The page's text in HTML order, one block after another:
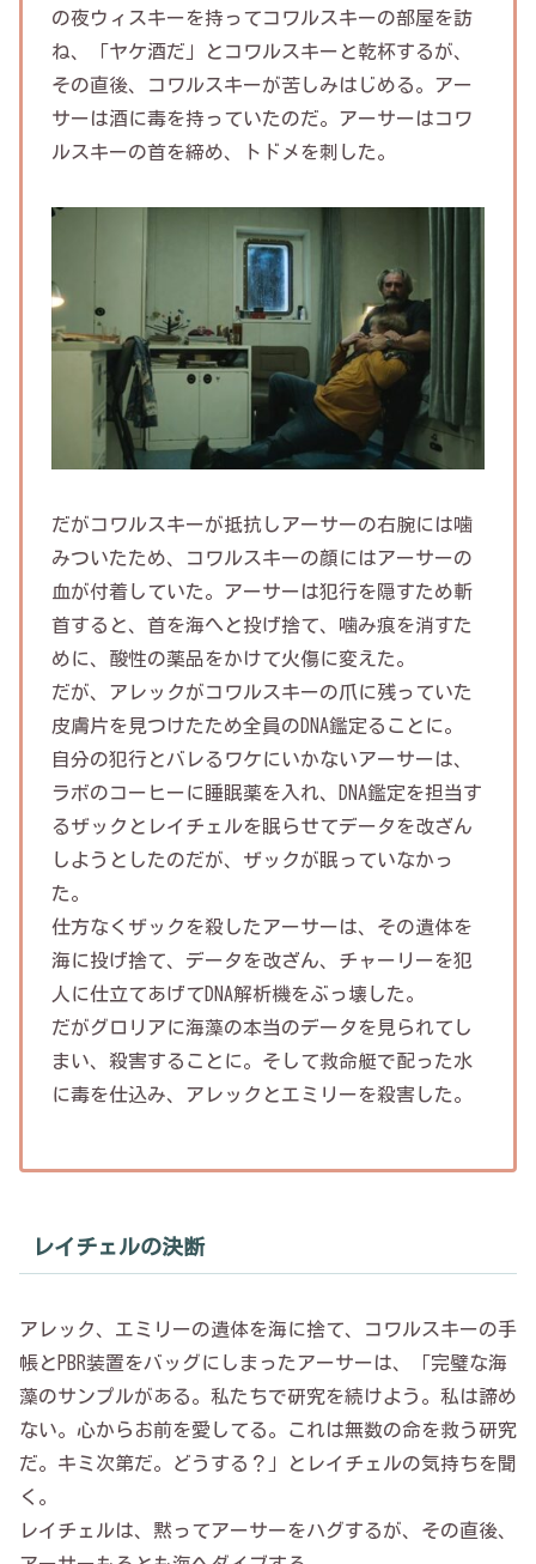
の夜ウィスキーを持ってコワルスキーの部屋を訪
ね、「ヤケ酒だ」とコワルスキーと乾杯するが、
その直後、コワルスキーが苦しみはじめる。アー
サーは酒に毒を持っていたのだ。アーサーはコワ
ルスキーの首を締め、トドメを刺した。
だがコワルスキーが抵抗しアーサーの右腕には噛
みついたため、コワルスキーの顔にはアーサーの
血が付着していた。アーサーは犯行を隠すため斬
首すると、首を海へと投げ捨て、噛み痕を消すた
めに、酸性の薬品をかけて火傷に変えた。
だが、アレックがコワルスキーの爪に残っていた
皮膚片を見つけたため全員のDNA鑑定ることに。
自分の犯行とバレるワケにいかないアーサーは、
ラボのコーヒーに睡眠薬を入れ、DNA鑑定を担当す
るザックとレイチェルを眠らせてデータを改ざん
しようとしたのだが、ザックが眠っていなかっ
た。
仕方なくザックを殺したアーサーは、その遺体を
海に投げ捨て、データを改ざん、チャーリーを犯
人に仕立てあげてDNA解析機をぶっ壊した。
だがグロリアに海藻の本当のデータを見られてし
まい、殺害することに。そして救命艇で配った水
に毒を仕込み、アレックとエミリーを殺害した。
レイチェルの決断
アレック、エミリーの遺体を海に捨て、コワルスキーの手
帳とPBR装置をバッグにしまったアーサーは、「完璧な海
藻のサンプルがある。私たちで研究を続けよう。私は諦め
ない。心からお前を愛してる。これは無数の命を救う研究
だ。キミ次第だ。どうする？」とレイチェルの気持ちを聞
く。
レイチェルは、黙ってアーサーをハグするが、その直後、